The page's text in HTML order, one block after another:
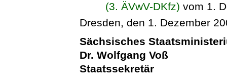
(3. ÄVwV-DKfz) vom 1.
Dresden, den 1. Dezember
Sächsisches
Dr. Wolfgang Voß
Staatssekretär